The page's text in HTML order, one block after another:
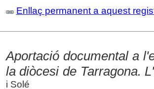
Enllaç permanent a aquest
Aportació documental a
la diòcesi de Tarragona.
i Solé